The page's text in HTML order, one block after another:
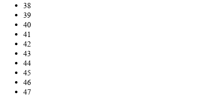
38
39
40
41
42
43
44
45
46
47